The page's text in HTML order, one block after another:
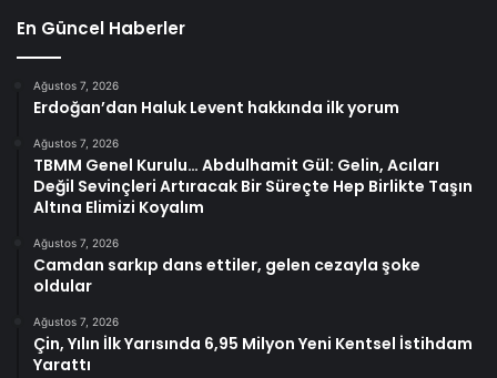
En Güncel Haberler
Ağustos 7, 2026
Erdoğan’dan Haluk Levent hakkında ilk yorum
Ağustos 7, 2026
TBMM Genel Kurulu… Abdulhamit Gül: Gelin, Acıları
Değil Sevinçleri Artıracak Bir Süreçte Hep Birlikte Taşın
Altına Elimizi Koyalım
Ağustos 7, 2026
Camdan sarkıp dans ettiler, gelen cezayla şoke
oldular
Ağustos 7, 2026
Çin, Yılın İlk Yarısında 6,95 Milyon Yeni Kentsel İstihdam
Yarattı